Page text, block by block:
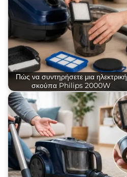
Πώς να συντηρήσετε μια ηλεκτρική
σκούπα Philips 2000W